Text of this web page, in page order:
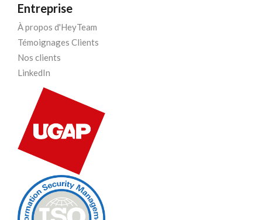
Entreprise
À propos d'HeyTeam
Témoignages Clients
Nos clients
LinkedIn